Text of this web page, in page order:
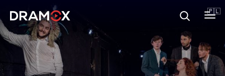
🇵🇱
Karty podarunkowe